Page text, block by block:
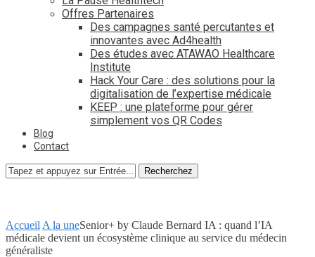
Offres Partenaires
Des campagnes santé percutantes et
innovantes avec Ad4health
Des études avec ATAWAO Healthcare
Institute
Hack Your Care : des solutions pour la
digitalisation de l’expertise médicale
KEEP : une plateforme pour gérer
simplement vos QR Codes
Blog
Contact
Recherchez
Accueil A la uneSenior+ by Claude Bernard IA : quand l’IA
médicale devient un écosystème clinique au service du médecin
généraliste